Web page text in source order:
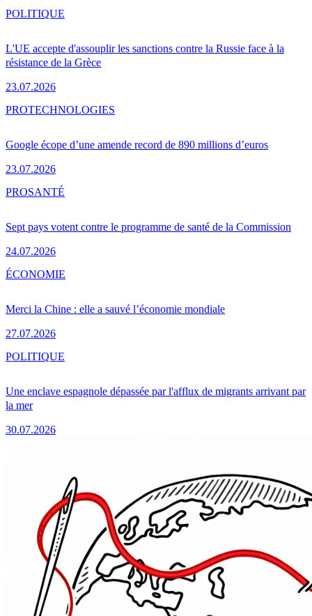
L'UE accepte d'assouplir les sanctions contre la Russie face à la
résistance de la Grèce
23.07.2026
POLITIQUE
Google écope d’une amende record de 890 millions d’euros
23.07.2026
PROTECHNOLOGIES
Sept pays votent contre le programme de santé de la Commission
24.07.2026
PROSANTÉ
Merci la Chine : elle a sauvé l’économie mondiale
27.07.2026
ÉCONOMIE
Une enclave espagnole dépassée par l'afflux de migrants arrivant par
la mer
30.07.2026
POLITIQUE